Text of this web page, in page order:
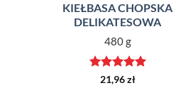
KIEŁBASA CHOPSKA
DELIKATESOWA
480 g
Oceniono
21,96zł